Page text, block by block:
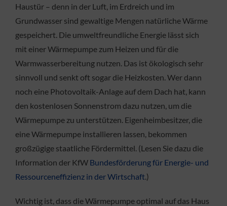
Haustür – denn in der Luft, im Erdreich und im
Grundwasser sind gewaltige Mengen natürliche Wärme
gespeichert. Die umweltfreundliche Energie lässt sich
mit einer Wärmepumpe zum Heizen und für die
Warmwasserbereitung nutzen. Das ist ökologisch sehr
sinnvoll und senkt oft sogar die Heizkosten. Wer dann
noch eine Photovoltaik-Anlage auf dem Dach hat, kann
den kostenlosen Sonnenstrom dazu nutzen, um die
Wärmepumpe zu unterstützen. Eigenheimbesitzer, die
eine Wärmepumpe installieren lassen, bekommen
großzügige staatliche Fördermittel. (Lesen Sie dazu die
Information der KfW Bundesförderung für Energie- und
Ressourceneffizienz in der Wirtschaft.)
Wichtig ist, dass die Wärmepumpe optimal auf das Haus